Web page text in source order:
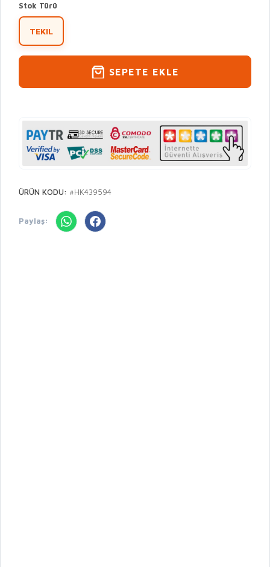
Stok Türü
TEKIL
SEPETE EKLE
ÜRÜN KODU: #HK439594
Paylaş: